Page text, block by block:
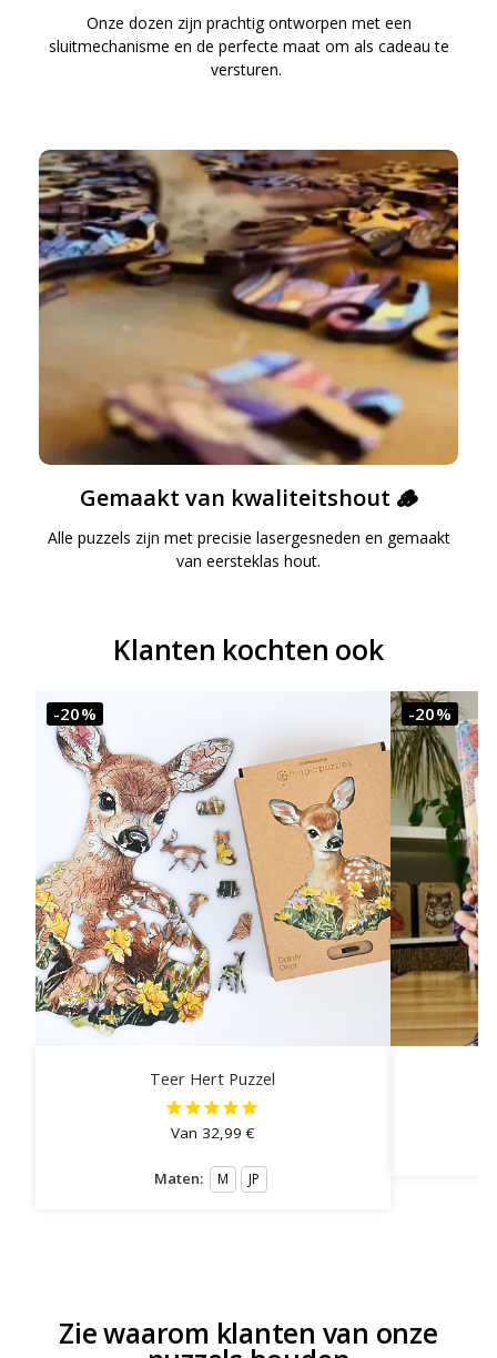
Onze dozen zijn prachtig ontworpen met een
sluitmechanisme en de perfecte maat om als cadeau te
versturen.
Gemaakt van kwaliteitshout 🪵
Alle puzzels zijn met precisie lasergesneden en gemaakt
van eersteklas hout.
Klanten kochten ook
-20%
Teer Hert Puzzel
Van 32,99€
Maten: M JP
-20%
Zie waarom klanten van onze